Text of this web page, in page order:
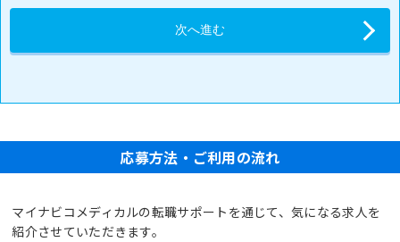
応募方法・ご利用の流れ
マイナビコメディカルの転職サポートを通じて、気になる求人を
紹介させていただきます。